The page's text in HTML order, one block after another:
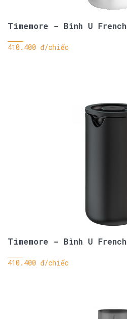
Timemore - Bình U
410.400 đ/chiếc
Timemore - Bình U
410.400 đ/chiếc